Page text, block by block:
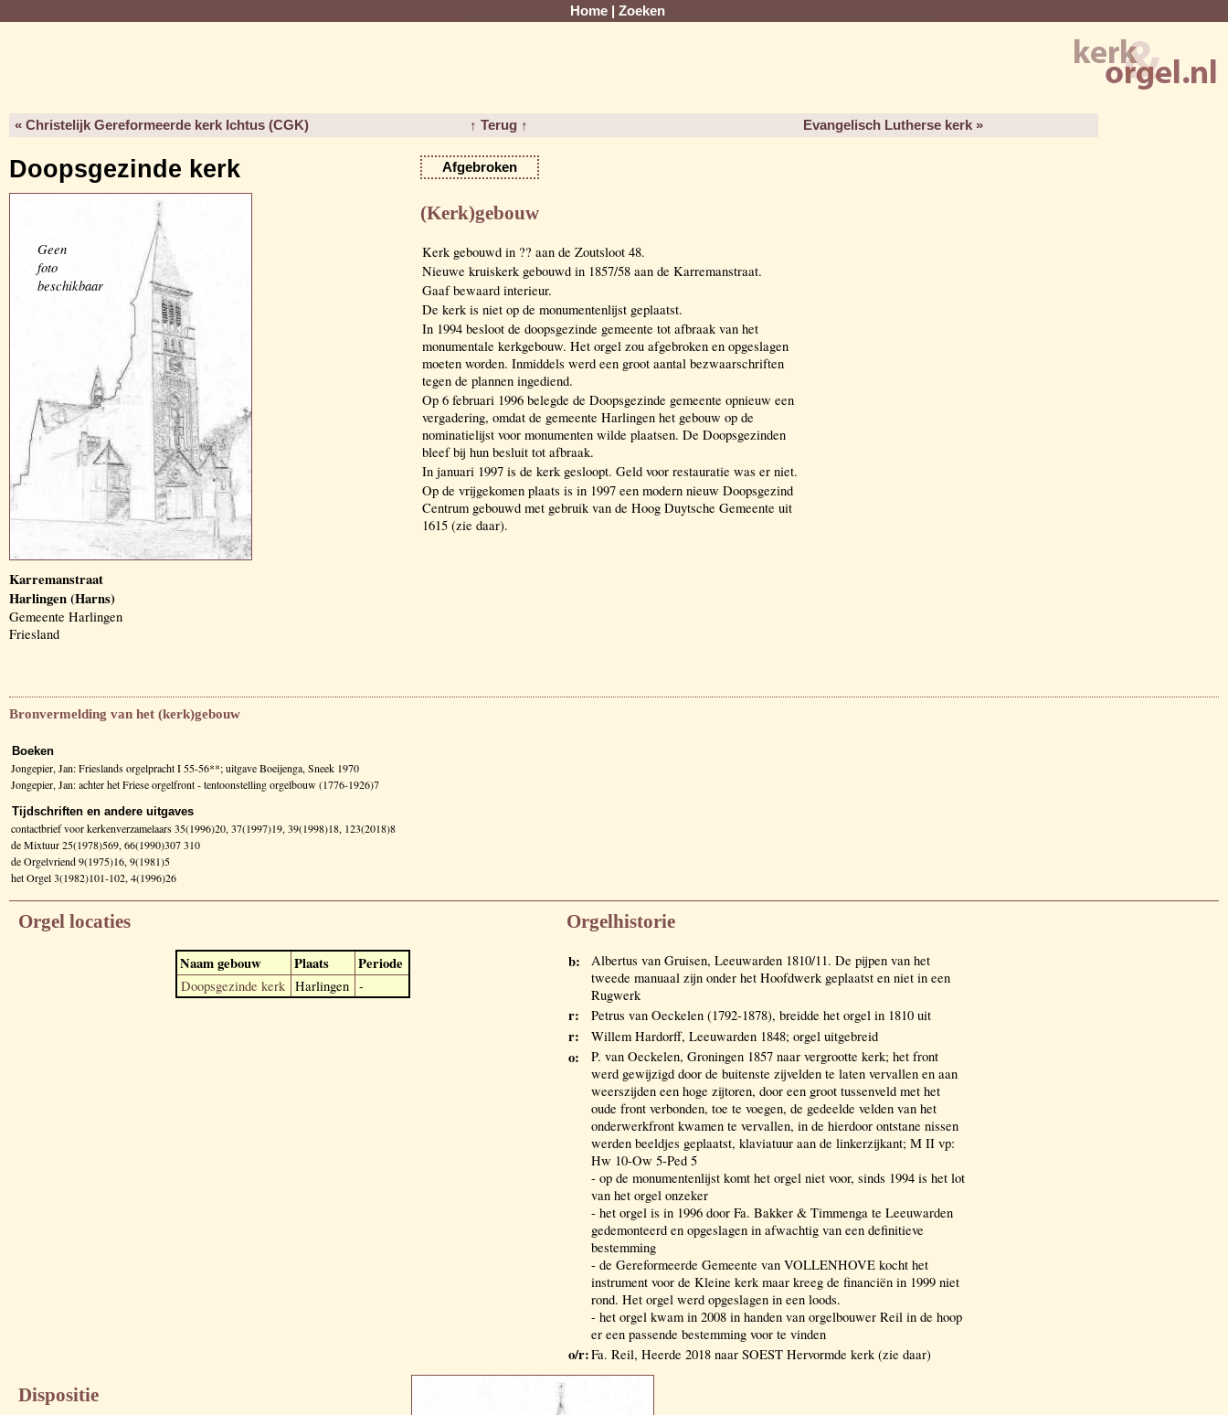
Home Zoeken
« Christelijk Gereformeerde kerk Ichtus (CGK) ↑ Terug ↑ Evangelisch Lutherse kerk »
Doopsgezinde kerk Afgebroken
Geen
foto
beschikbaar
Karremanstraat
Harlingen (Harns)
Gemeente Harlingen
Friesland
(Kerk)gebouw
Kerk gebouwd in ?? aan de Zoutsloot 48.
Nieuwe kruiskerk gebouwd in 1857/58 aan de Karremanstraat.
Gaaf bewaard interieur.
De kerk is niet op de monumentenlijst geplaatst.
In 1994 besloot de doopsgezinde gemeente tot afbraak van het
monumentale kerkgebouw. Het orgel zou afgebroken en opgeslagen
moeten worden. Inmiddels werd een groot aantal bezwaarschriften
tegen de plannen ingediend.
Op 6 februari 1996 belegde de Doopsgezinde gemeente opnieuw een
vergadering, omdat de gemeente Harlingen het gebouw op de
nominatielijst voor monumenten wilde plaatsen. De Doopsgezinden
bleef bij hun besluit tot afbraak.
In januari 1997 is de kerk gesloopt. Geld voor restauratie was er niet.
Op de vrijgekomen plaats is in 1997 een modern nieuw Doopsgezind
Centrum gebouwd met gebruik van de Hoog Duytsche Gemeente uit
1615 (zie daar).
Bronvermelding van het (kerk)gebouw
Boeken
Jongepier, Jan: Frieslands orgelpracht I 55-56**; uitgave Boeijenga, Sneek 1970
Jongepier, Jan: achter het Friese orgelfront - tentoonstelling orgelbouw (1776-1926)7
Tijdschriften en andere uitgaves
contactbrief voor kerkenverzamelaars 35(1996)20, 37(1997)19, 39(1998)18, 123(2018)8
de Mixtuur 25(1978)569, 66(1990)307 310
de Orgelvriend 9(1975)16, 9(1981)5
het Orgel 3(1982)101-102, 4(1996)26
Orgel locaties
Naam gebouw Plaats Periode
Doopsgezinde kerk Harlingen -
Orgelhistorie
b:
Albertus van Gruisen, Leeuwarden 1810/11. De pijpen van het
tweede manuaal zijn onder het Hoofdwerk geplaatst en niet in een
Rugwerk
r: Petrus van Oeckelen (1792-1878), breidde het orgel in 1810 uit
r: Willem Hardorff, Leeuwarden 1848; orgel uitgebreid
o:
P. van Oeckelen, Groningen 1857 naar vergrootte kerk; het front
werd gewijzigd door de buitenste zijvelden te laten vervallen en aan
weerszijden een hoge zijtoren, door een groot tussenveld met het
oude front verbonden, toe te voegen, de gedeelde velden van het
onderwerkfront kwamen te vervallen, in de hierdoor ontstane nissen
werden beeldjes geplaatst, klaviatuur aan de linkerzijkant; M II vp:
Hw 10-Ow 5-Ped 5
- op de monumentenlijst komt het orgel niet voor, sinds 1994 is het lot
van het orgel onzeker
- het orgel is in 1996 door Fa. Bakker & Timmenga te Leeuwarden
gedemonteerd en opgeslagen in afwachtig van een definitieve
bestemming
- de Gereformeerde Gemeente van VOLLENHOVE kocht het
instrument voor de Kleine kerk maar kreeg de financiën in 1999 niet
rond. Het orgel werd opgeslagen in een loods.
- het orgel kwam in 2008 in handen van orgelbouwer Reil in de hoop
er een passende bestemming voor te vinden
o/r:Fa. Reil, Heerde 2018 naar SOEST Hervormde kerk (zie daar)
Dispositie